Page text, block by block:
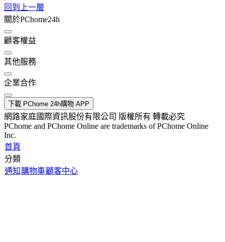
回到上一層
關於PChome24h
顧客權益
其他服務
企業合作
下載 PChome 24h購物 APP
網路家庭國際資訊股份有限公司 版權所有 轉載必究
PChome and PChome Online are trademarks of PChome Online
Inc.
首頁
分類
通知 購物車顧客中心